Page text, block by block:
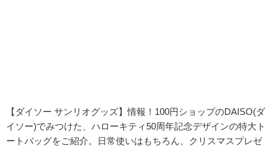
【ダイソー サンリオグッズ】情報！ 100円ショップのDAISO(ダ
イソー)でみつけた、ハローキティ50周年記念デザインの特大ト
ートバッグをご紹介。
日常使いはもちろん、クリスマスプレゼ